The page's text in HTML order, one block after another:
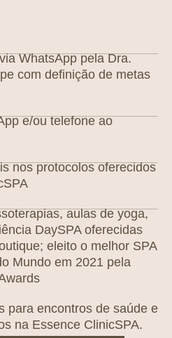
WhatsApp pela Dra.
com definição de metas
e/ou telefone ao
nos protocolos oferecidos
aulas de yoga,
DaySPA oferecidas
eleito o melhor SPA
Mundo em 2021 pela
para encontros de saúde e
na Essence ClinicSPA.